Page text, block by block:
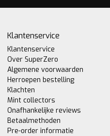
Klantenservice
Klantenservice
Over SuperZero
Algemene voorwaarden
Herroepen bestelling
Klachten
Mint collectors
Onafhankelijke reviews
Betaalmethoden
Pre-order informatie